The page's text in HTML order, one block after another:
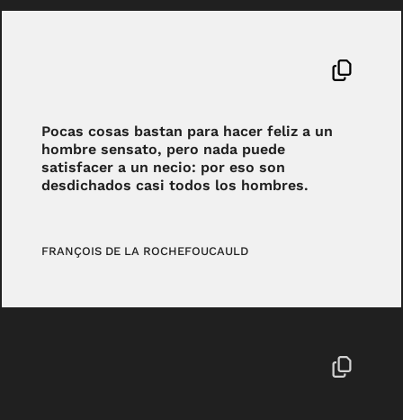
Pocas cosas bastan para hacer feliz a un
hombre sensato, pero nada puede
satisfacer a un necio: por eso son
desdichados casi todos los hombres.
FRANÇOIS DE LA ROCHEFOUCAULD